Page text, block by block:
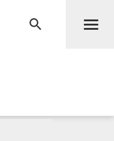
RECHERCHE